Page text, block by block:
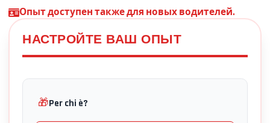
Опыт доступен также для новых водителей.
НАСТРОЙТЕ ВАШ ОПЫТ
🎁Per chi è?